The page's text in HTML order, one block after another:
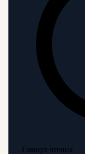
3 минут чтения